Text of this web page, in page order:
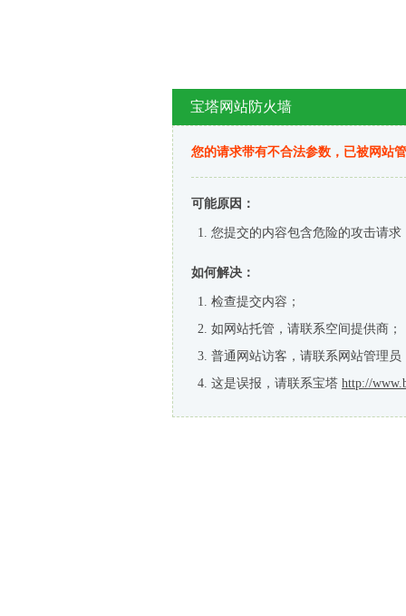
宝塔网站防火墙
您的请求带有不合法参数，已被网站
可能原因：
您提交的内容包含危险的攻击请求
如何解决：
检查提交内容；
如网站托管，请联系空间提供商；
普通网站访客，请联系网站管理员
这是误报，请联系宝塔 http://